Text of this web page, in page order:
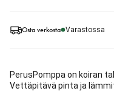
Osta verkosta Varastossa
PerusPomppa on koiran
Vettäpitävä pinta ja